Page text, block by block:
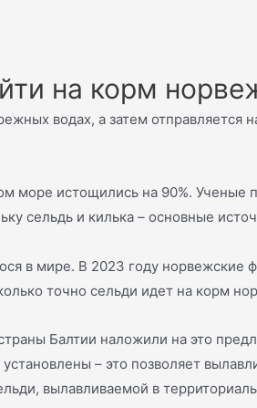
на корм
водах, а затем
море истощились на 90%.
сельдь и килька – основные
в мире. В 2023 году норвежские
точно сельди идет на корм
Балтии наложили на это
– это позволяет
вылавливаемой в